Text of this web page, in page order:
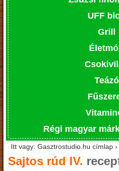
UFF
Grill
Teázó
Régi magyar
Itt vagy: Gasztrostudio.hu címlap ›
Sajtos rúd IV.